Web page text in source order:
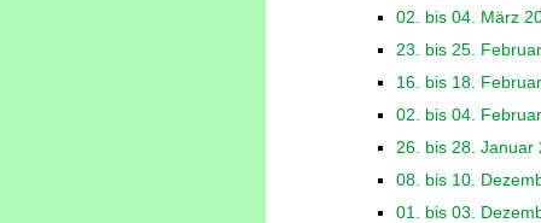
02. bis 04. März
23. bis 25.
16. bis 18.
02. bis 04.
26. bis 28. Januar
08. bis 10.
01. bis 03.